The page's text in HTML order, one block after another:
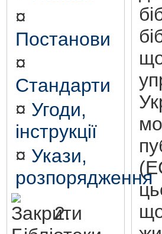
¤
Постанови
¤
Стандарти
¤ Угоди,
інструкції
¤ Укази,
розпорядження
2.